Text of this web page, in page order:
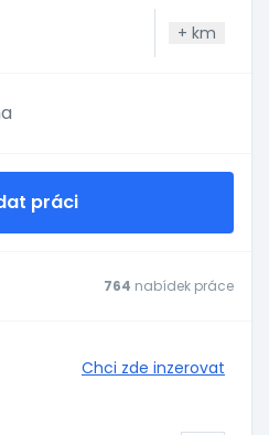
+ km
práci
764 nabídek práce
Chci zde inzerovat